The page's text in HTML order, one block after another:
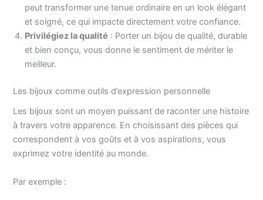
peut transformer une tenue ordinaire en un look élégant
et soigné, ce qui impacte directement votre confiance.
Privilégiez la qualité : Porter un bijou de qualité, durable
et bien conçu, vous donne le sentiment de mériter le
meilleur.
Les bijoux comme outils d’expression personnelle
Les bijoux sont un moyen puissant de raconter une histoire
à travers votre apparence. En choisissant des pièces qui
correspondent à vos goûts et à vos aspirations, vous
exprimez votre identité au monde.
Par exemple :